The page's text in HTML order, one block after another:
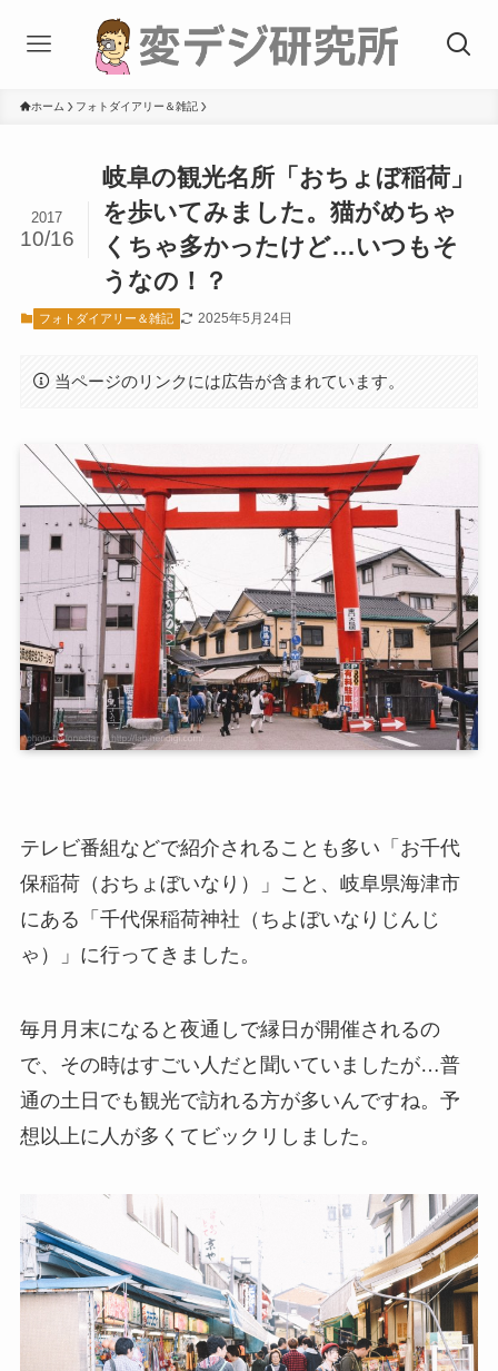
ホーム フォトダイアリー＆雑記
岐阜の観光名所「おちょぼ稲荷」
を歩いてみました。猫がめちゃ
くちゃ多かったけど…いつもそ
うなの！？
2017
10/16
フォトダイアリー＆雑記 2025年5月24日
当ページのリンクには広告が含まれています。
テレビ番組などで紹介されることも多い「お千代
保稲荷（おちょぼいなり）」こと、岐阜県海津市
にある「千代保稲荷神社（ちよぼいなりじんじ
ゃ）」に行ってきました。
毎月月末になると夜通しで縁日が開催されるの
で、その時はすごい人だと聞いていましたが…普
通の土日でも観光で訪れる方が多いんですね。予
想以上に人が多くてビックリしました。